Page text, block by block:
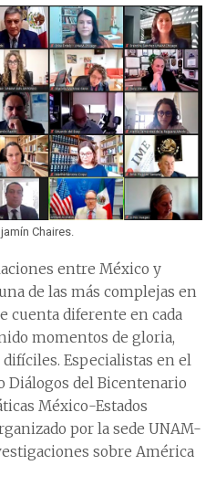
Chaires.
entre México y
de las más complejas en
cuenta diferente en cada
momentos de gloria,
Especialistas en el
Diálogos del Bicentenario
México-Estados
por la sede UNAM-
sobre América